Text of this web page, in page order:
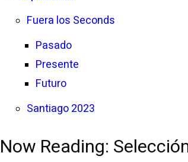
Fuera los Seconds
Pasado
Presente
Futuro
Santiago 2023
Now Reading: